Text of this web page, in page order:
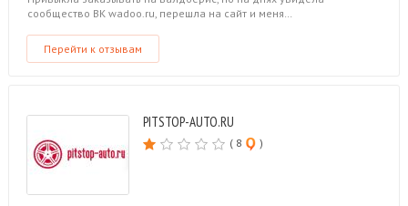
сообщество ВК wadoo.ru, перешла на сайт и меня…
Перейти к отзывам
PITSTOP-AUTO.RU
( 8 )